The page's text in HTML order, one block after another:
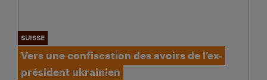
SUISSE
Vers une confiscation des avoirs de l’ex-
président ukrainien